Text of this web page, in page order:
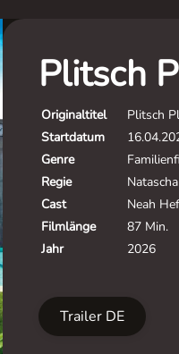
Plitsch
Originaltitel
Plitsch
Startdatum
Genre
Regie
Cast
Neah
Filmlänge
87 Min.
Jahr
2026
Trailer DE